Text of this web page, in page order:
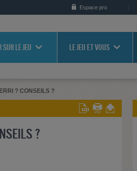
Espace pro
SUR LE JEU LE JEU ET VOUS
? CONSEILS ?
?